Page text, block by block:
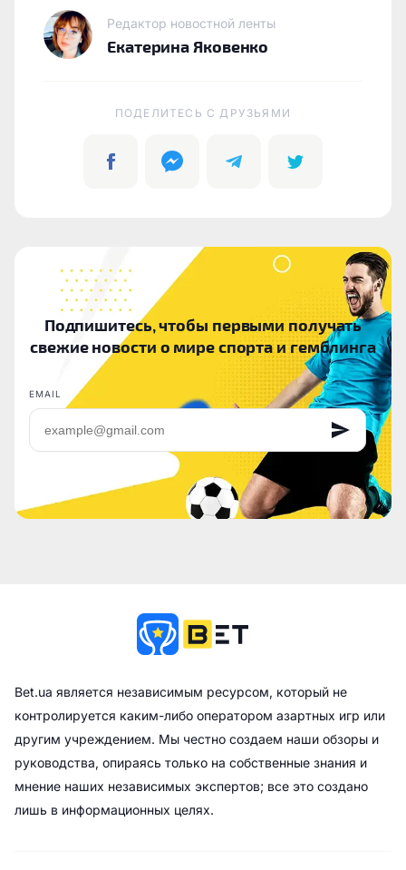
Редактор новостной ленты
Екатерина Яковенко
ПОДЕЛИТЕСЬ C ДРУЗЬЯМИ
Подпишитесь, чтобы первыми получать
свежие новости о мире спорта и гемблинга
EMAIL
Bet.ua является независимым ресурсом, который не
контролируется каким-либо оператором азартных игр или
другим учреждением. Мы честно создаем наши обзоры и
руководства, опираясь только на собственные знания и
мнение наших независимых экспертов; все это создано
лишь в информационных целях.